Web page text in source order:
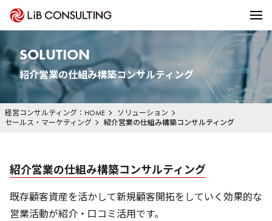
SOLUTION
紹介営業の仕組み構築コンサルティング
経営コンサルティング：HOME
ソリューション
セールス・マーケティング
紹介営業の仕組み構築コンサルティング
紹介営業の仕組み構築コンサルティング
既存顧客資産を活かして新規顧客開拓をしていく効果的な
営業活動が紹介・口コミ活用です。